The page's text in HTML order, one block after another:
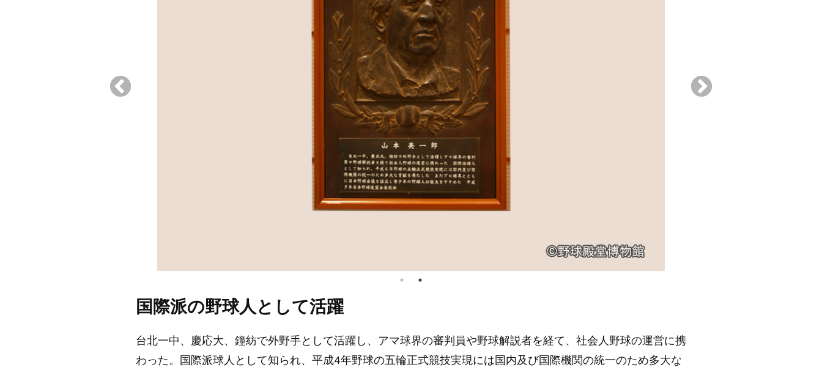
国際派の野球人として活躍
台北一中、慶応大、鐘紡で外野手として活躍し、アマ球界の審判員や野球解説者を経て、社会人野球の運営に携
わった。国際派球人として知られ、平成4年野球の五輪正式競技実現には国内及び国際機関の統一のため多大な